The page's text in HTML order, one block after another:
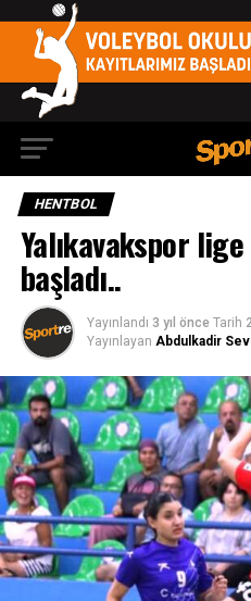
HENTBOL
Yalıkavakspor
başladı..
Yayınlandı 3 yıl önce Tarih
Yayınlayan Abdulkadir